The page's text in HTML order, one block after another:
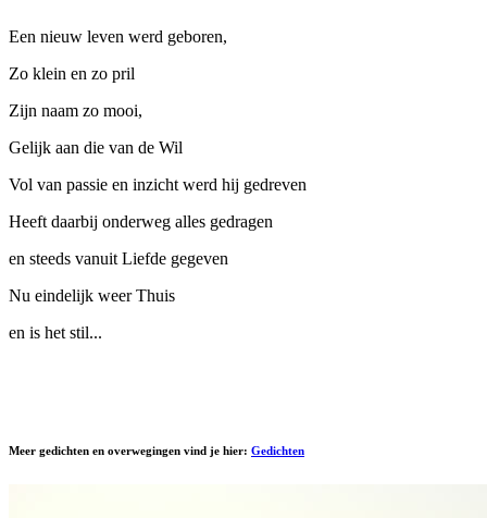
Een nieuw leven werd geboren,
Zo klein en zo pril
Zijn naam zo mooi,
Gelijk aan die van de Wil
Vol van passie en inzicht werd hij gedreven
Heeft daarbij onderweg alles gedragen
en steeds vanuit Liefde gegeven
Nu eindelijk weer Thuis
en is het stil...
Meer gedichten en overwegingen vind je hier: Gedichten